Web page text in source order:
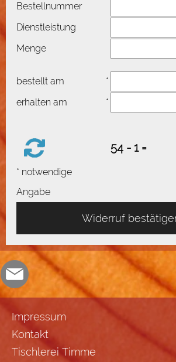
Bestellnummer
Dienstleistung
Menge
bestellt am
*
erhalten am
*
54 - 1 =
* notwendige
Angabe
Widerruf
Impressum
Kontakt
Tischlerei Timme